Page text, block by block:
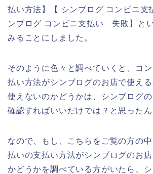
払い方法】【 シンブログ コンビニ支
ンブログ コンビニ支払い 失敗】と
みることにしました。
そのように色々と調べていくと、コ
払い方法がシンブログのお店で使え
使えないのかどうかは、シンブログ
確認すればいいだけでは？と思ったん
なので、もし、こちらをご覧の方の
払いの支払い方法がシンブログのお
かどうかを調べている方がいたら、